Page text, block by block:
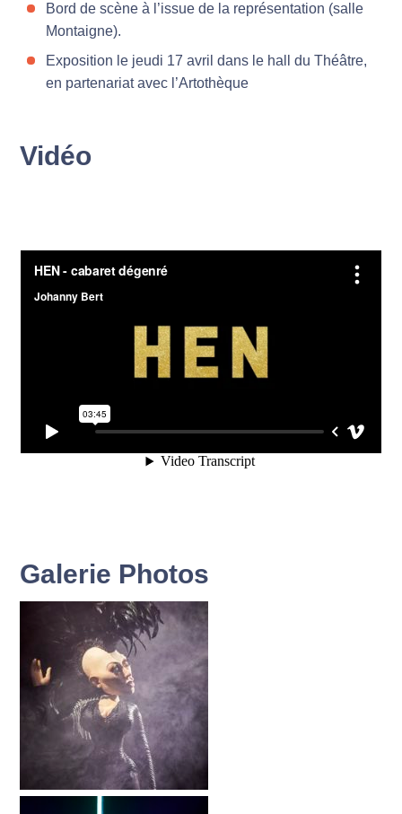
Bord de scène à l’issue de la représentation (salle
Montaigne).
Exposition le jeudi 17 avril dans le hall du Théâtre,
en partenariat avec l’Artothèque
Vidéo
Galerie Photos